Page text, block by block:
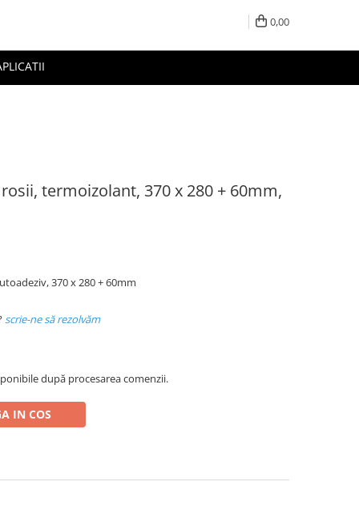
0,00
termoizolant, 370 x 280 + 60mm,
370 x 280 + 60mm
scrie-ne să rezolvăm
după procesarea comenzii.
IN COS